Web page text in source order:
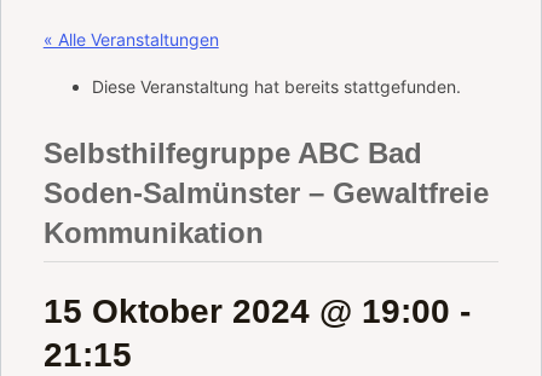
« Alle Veranstaltungen
Diese Veranstaltung hat bereits stattgefunden.
Selbsthilfegruppe ABC Bad
Soden-Salmünster – Gewaltfreie
Kommunikation
15 Oktober 2024 @ 19:00 -
21:15